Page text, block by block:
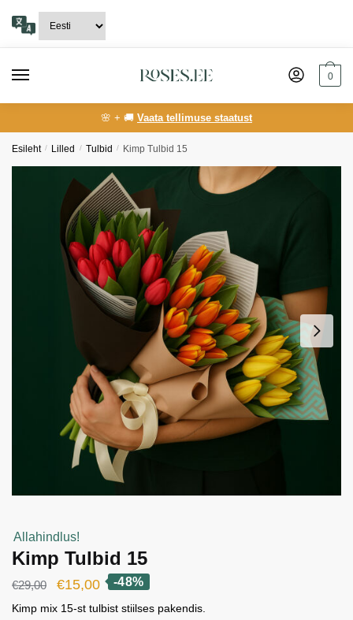
navigation
content
0
🌸 + 🚚 Vaata tellimuse staatust
Esileht / Lilled / Tulbid / Kimp Tulbid 15
Allahindlus!
Kimp Tulbid 15
€29,00
Algne
hind
€15,00Current
price
-48%
Kimp mix 15-st tulbist stiilses pakendis.